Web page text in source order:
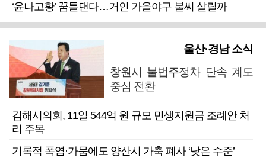
‘윤나고황’ 꿈틀댄다…거인 가을야구 불씨 살릴까
울산·경남 소식
창원시 불법주정차 단속 계도
중심 전환
김해시의회, 11일 544억 원 규모 민생지원금 조례안 처
리 주목
기록적 폭염·가뭄에도 양산시 가축 폐사 ‘낮은 수준’